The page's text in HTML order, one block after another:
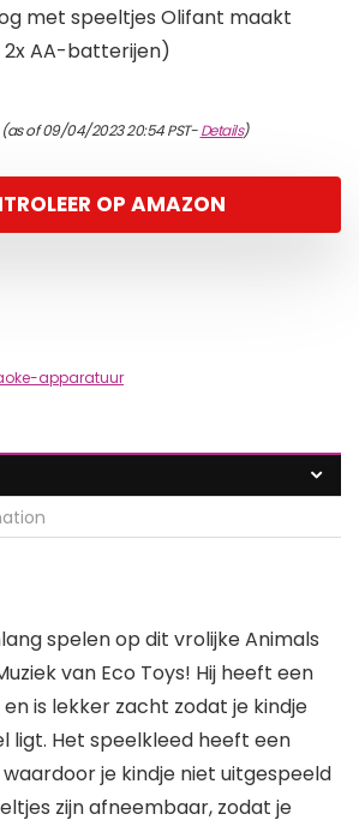
met speeltjes Olifant maakt
2x AA-batterijen)
of 09/04/2023 20:54 PST-Details)
OP AMAZON
apparatuur
spelen op dit vrolijke Animals
van Eco Toys! Hij heeft een
is lekker zacht zodat je kindje
ligt. Het speelkleed heeft een
je kindje niet uitgespeeld
zijn afneembaar, zodat je